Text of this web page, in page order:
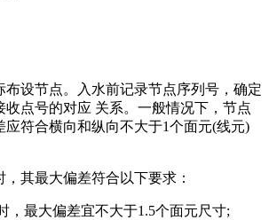
布设节点。入水前记录节点序列号，确定
收点号的对应 关系。一般情况下，节点
应符合横向和纵向不大于1个面元(线元)
其最大偏差符合以下要求：
，最大偏差宜不大于1.5个面元尺寸;